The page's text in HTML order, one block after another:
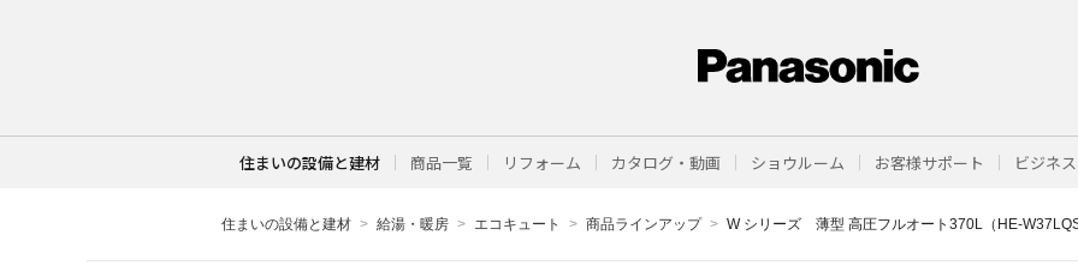
住まいの設備と建材 商品一覧 リフォーム カタログ・動画 ショウルーム お客様サポート ビジネ
住まいの設備と建材 給湯・暖房 エコキュート 商品ラインアップ W シリーズ 薄型 高圧フルオート370L（HE-W37LQS